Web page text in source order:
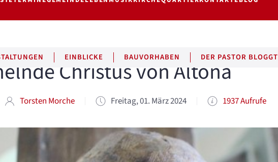
EINBLICKE BAUVORHABEN DER PASTOR BLOGGT
Christus von Altona
Torsten Morche Freitag, 01. März 2024 1937 Aufrufe